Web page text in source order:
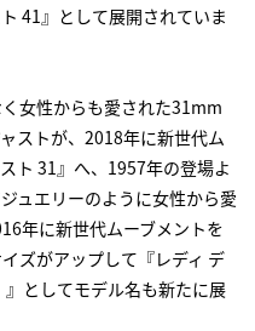
41』として展開されていま
女性からも愛された31mm
ストが、2018年に新世代ム
ト 31』へ、1957年の登場よ
ュエリーのように女性から愛
年に新世代ムーブメントを
ズがアップして『レディ デ
としてモデル名も新たに展